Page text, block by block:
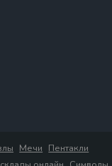
Мечи Пентакли